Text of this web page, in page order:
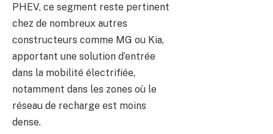
PHEV, ce segment reste pertinent
chez de nombreux autres
constructeurs comme MG ou Kia,
apportant une solution d’entrée
dans la mobilité électrifiée,
notamment dans les zones où le
réseau de recharge est moins
dense.